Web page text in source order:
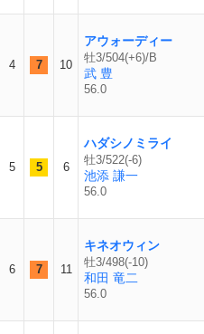
4 7 10
アウォーディー
牡3/504(+6)/B
武 豊
56.0
5 5 6
ハダシノミライ
牡3/522(-6)
池添 謙一
56.0
6 7 11
キネオウィン
牡3/498(-10)
和田 竜二
56.0